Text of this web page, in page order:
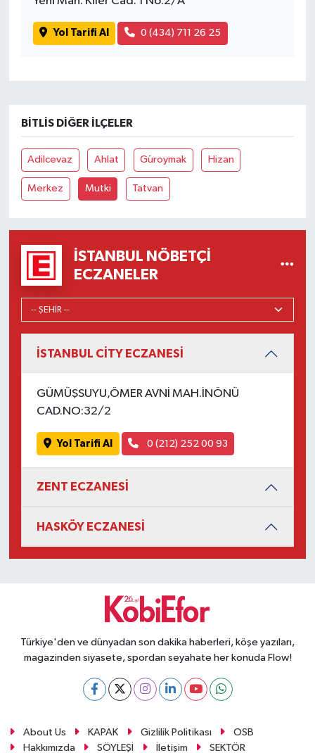
Yol Tarifi Al 0 (434) 711 26 25
BITLIS DIĞER İLÇELER
Adilcevaz Ahlat Güroymak Hizan
Merkez Mutki Tatvan
İSTANBUL NÖBETÇI
ECZANELER
İSTANBUL CİTY ECZANESİ
GÜMÜŞSUYU,ÖMER AVNİ MAH.İNÖNÜ
CAD.NO:32/2
Yol Tarifi Al 0 (212) 252 00 93
ZENT ECZANESİ
HASKÖY ECZANESİ
Türkiye'den ve dünyadan son dakika haberleri, köşe yazıları,
magazinden siyasete, spordan seyahate her konuda Flow!
About Us KAPAK Gizlilik Politikası
OSB
Hakkımızda
SÖYLEŞİ İletişim SEKTÖR